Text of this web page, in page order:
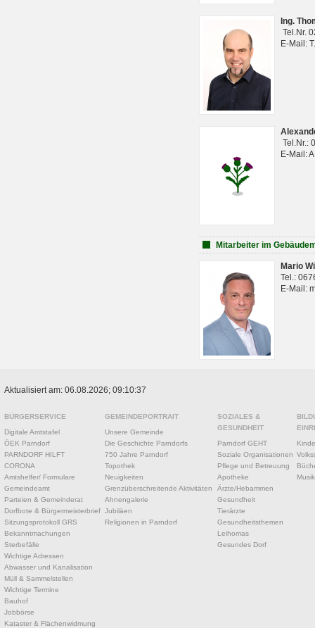
Ing.
Tel.Nr.
E-Mail:
Tel.Nr.:
E-Mail:
Mitarbeiter im
Mario
Tel.:
E-Mail:
Aktualisiert am: 06.08.2026; 09:10:37
BÜRGERSERVICE
Digitale Amtstafel
ÖEK Parndorf
PARNDORF HILFT
CORONA
Amtshelfer/ Formulare
Gemeindeamt
Parteien & Gemeinderat
Dorfbote & Bürgermeisterbrief
Sitzungsprotokoll GRS
Bekanntmachungen
Sterbefälle
Wichtige Adressen
Abwasser und Kanalisation
Müll & Sammelstellen
Wichtige Termine
Bauhof
Jobbörse
Kataster & Flächenwidmung
GEMEINDEPORTRAIT
Unsere Gemeinde
Die Geschichte Parndorfs
750 Jahre Parndorf
Topothek
Neuigkeiten
Grenzüberschreitende Aktivitäten
Ahnengalerie
Jubiläen
Religionen in Parndorf
SOZIALES &
GESUNDHEIT
Parndorf GEHT
Soziale Organisationen
Pflege und Betreuung
Apotheke
Ärzte/Hebammen
Gesundheit
Tierärzte
Gesundheitsthemen
Leihomas
Gesundes Dorf